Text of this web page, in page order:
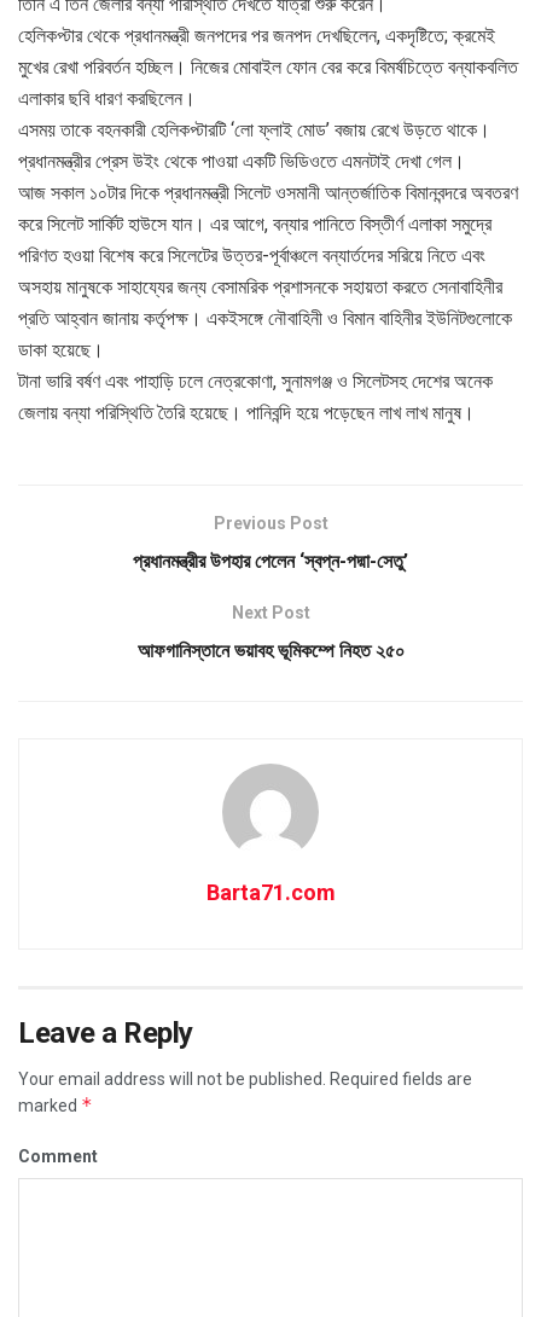
হেলিকপ্টার থেকে প্রধানমন্ত্রী জনপদের পর জনপদ দেখছিলেন, একদৃষ্টিতে; ক্রমেই
মুখের রেখা পরিবর্তন হচ্ছিল। নিজের মোবাইল ফোন বের করে বিমর্ষচিত্তে বন্যাকবলিত
এলাকার ছবি ধারণ করছিলেন।
এসময় তাকে বহনকারী হেলিকপ্টারটি ‘লো ফ্লাই মোড’ বজায় রেখে উড়তে থাকে।
প্রধানমন্ত্রীর প্রেস উইং থেকে পাওয়া একটি ভিডিওতে এমনটাই দেখা গেল।
আজ সকাল ১০টার দিকে প্রধানমন্ত্রী সিলেট ওসমানী আন্তর্জাতিক বিমানবন্দরে অবতরণ
করে সিলেট সার্কিট হাউসে যান। এর আগে, বন্যার পানিতে বিস্তীর্ণ এলাকা সমুদ্রে
পরিণত হওয়া বিশেষ করে সিলেটের উত্তর-পূর্বাঞ্চলে বন্যার্তদের সরিয়ে নিতে এবং
অসহায় মানুষকে সাহায্যের জন্য বেসামরিক প্রশাসনকে সহায়তা করতে সেনাবাহিনীর
প্রতি আহ্বান জানায় কর্তৃপক্ষ। একইসঙ্গে নৌবাহিনী ও বিমান বাহিনীর ইউনিটগুলোকে
ডাকা হয়েছে।
টানা ভারি বর্ষণ এবং পাহাড়ি ঢলে নেত্রকোণা, সুনামগঞ্জ ও সিলেটসহ দেশের অনেক
জেলায় বন্যা পরিস্থিতি তৈরি হয়েছে। পানিবন্দি হয়ে পড়েছেন লাখ লাখ মানুষ।
Previous Post
প্রধানমন্ত্রীর উপহার পেলেন ‘স্বপ্ন-পদ্মা-সেতু’
Next Post
আফগানিস্তানে ভয়াবহ ভূমিকম্পে নিহত ২৫০
Barta71.com
Leave a Reply
Your email address will not be published.
Required fields are
marked *
Comment